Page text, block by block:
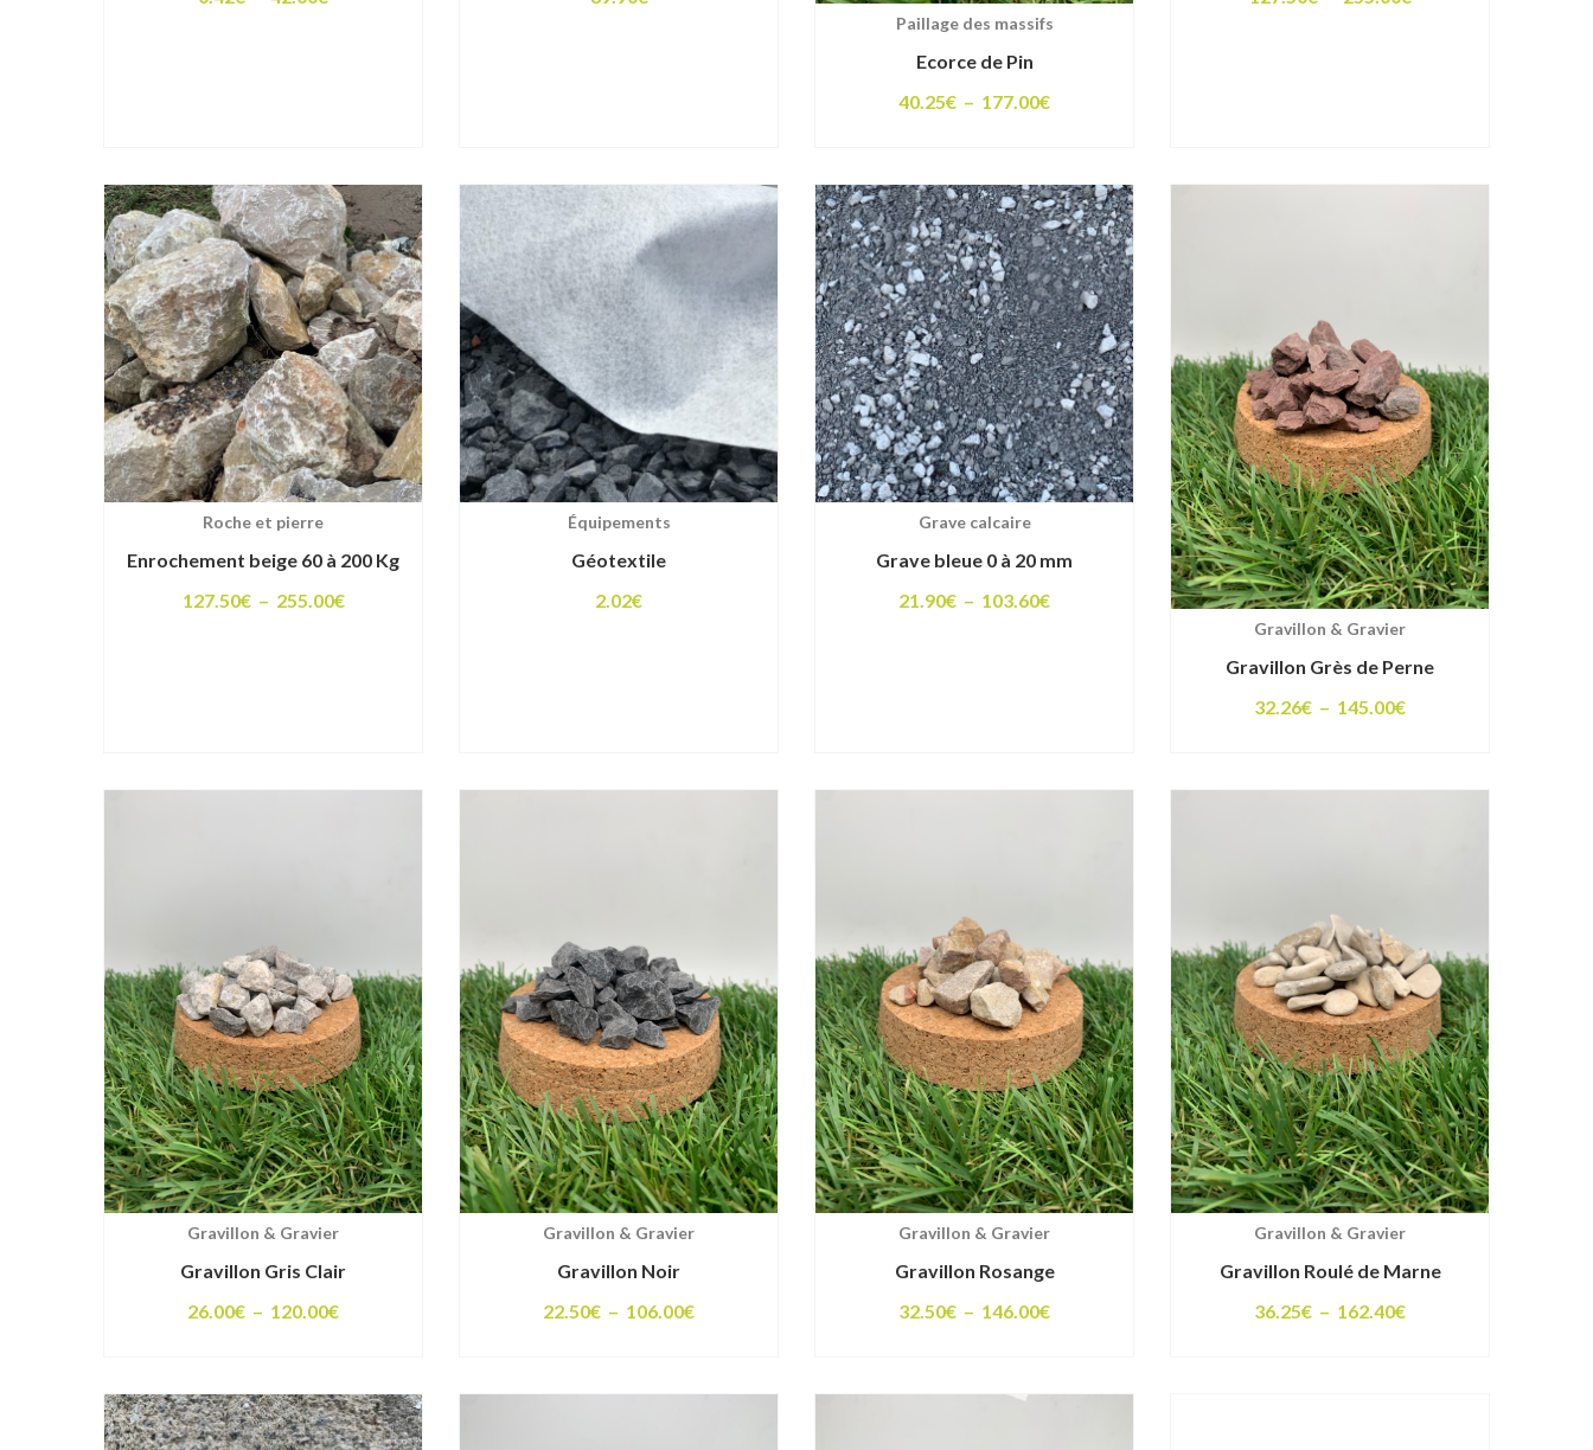
Paillage des massifs
Ecorce de Pin
40.25€ – 177.00€Plage
40.25€
à
177.00€
Roche et pierre
Enrochement beige 60 à 200 Kg
127.50€ – 255.00€Plage
Équipements
Géotextile
2.02€
Grave calcaire
Grave bleue 0 à 20 mm
21.90€ – 103.60€Plage
Gravillon & Gravier
Gravillon Grès de Perne
32.26€ – 145.00€Plage
Gravillon & Gravier
Gravillon Gris Clair
26.00€ – 120.00€Plage
26.00€
à
Gravillon & Gravier
Gravillon Noir
22.50€ – 106.00€Plage
Gravillon & Gravier
Gravillon Rosange
32.50€ – 146.00€Plage
Gravillon & Gravier
Gravillon Roulé de Marne
36.25€ – 162.40€Plage